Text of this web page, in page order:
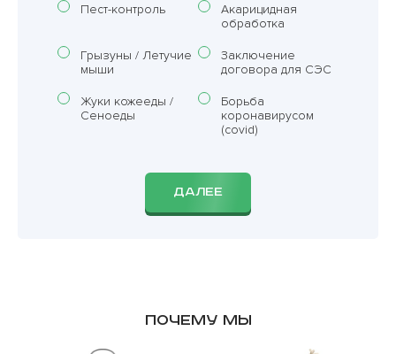
Пест-контроль
Акарицидная
обработка
Грызуны / Летучие
мыши
Заключение
договора для СЭС
Жуки кожееды /
Сеноеды
Борьба
коронавирусом
(covid)
ДАЛЕЕ
Почему мы